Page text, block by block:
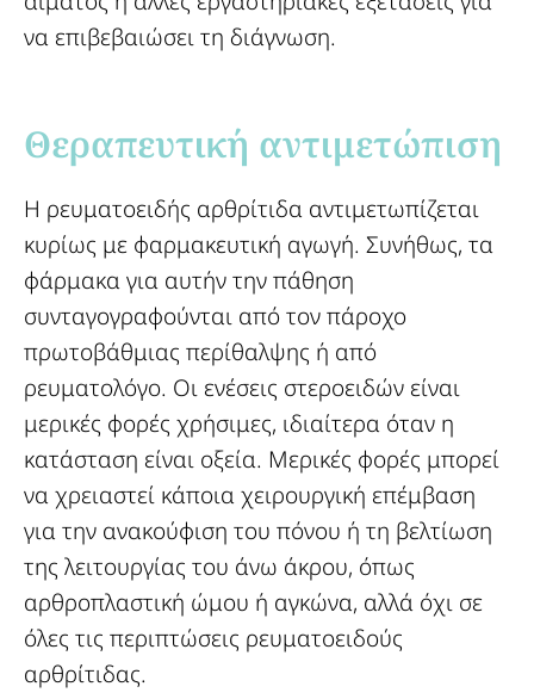
να επιβεβαιώσει τη διάγνωση.
Θεραπευτική αντιμετώπιση​
Η ρευματοειδής αρθρίτιδα αντιμετωπίζεται
κυρίως με φαρμακευτική αγωγή. Συνήθως, τα
φάρμακα για αυτήν την πάθηση
συνταγογραφούνται από τον πάροχο
πρωτοβάθμιας περίθαλψης ή από
ρευματολόγο. Οι ενέσεις στεροειδών είναι
μερικές φορές χρήσιμες, ιδιαίτερα όταν η
κατάσταση είναι οξεία. Μερικές φορές μπορεί
να χρειαστεί κάποια χειρουργική επέμβαση
για την ανακούφιση του πόνου ή τη βελτίωση
της λειτουργίας του άνω άκρου, όπως
αρθροπλαστική ώμου ή αγκώνα, αλλά όχι σε
όλες τις περιπτώσεις ρευματοειδούς
αρθρίτιδας.